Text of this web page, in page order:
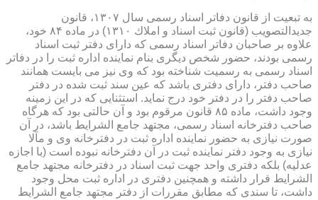
به تبعیت از قانون دفاتر اسناد رسمی سال ۱۳۰۷، قانون
جدیدالتصویب (قانون ثبت اسناد و املاك ۱۳۱۰) در ماده ۸۴ خود،
علاوه بر صاحبان دفاتر اسناد رسمی كه دارای دفتر ثبت اسناد
رسمی بودند، حضور شخص دیگری بنام نماینده اداره ثبت را در دفاتر
اسناد رسمی به رسمیت شناخته بود كه وی نیز می بایست همانند
صاحب دفتر، دارای دفتری باشد كه عین سند ثبت شده در دفتر
صاحب دفتر را در دفتر خود درج نماید. استثنایی كه در این زمینه
وجود داشت، ماده ۸۵ قانون مرقوم بود و آن حالتی بود كه هرگاه
صاحب دفترخانه اسناد رسمی، مجتهد جامع الشرایط باشد، در آن
صورت نیازی به حضور نماینده اداره ثبت در دفترخانه وی و مآلا
نیازی به وجود دفتر نماینده ثبت در آن دفترخانه نبوده است (با اجازه
عدلیه) بلكه دفتری واحد جهت ثبت اسناد در دفترخانه مجتهد جامع
الشرایط قرار داشته و همچنین دفتری در اداره ثبت محل وجود
داشت، تا سندی كه مطابق مقررات از دفتر مجتهد جامع الشرایط